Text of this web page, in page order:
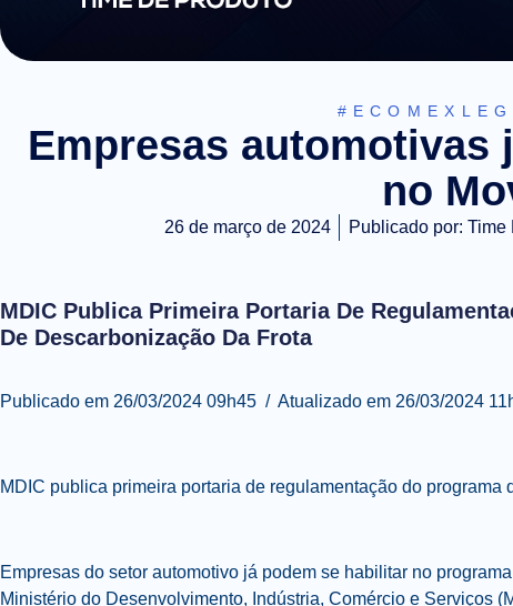
Empresas automotivas
no
26 de março de 2024 Publicado por: Time
MDIC Publica Primeira Portaria De
De Descarbonização Da Frota
Publicado em 26/03/2024 09h45 / Atualizado em 26/03/2024
MDIC publica primeira portaria de regulamentação do
Empresas do setor automotivo já podem se habilitar no
Ministério do Desenvolvimento, Indústria, Comércio e Serviços